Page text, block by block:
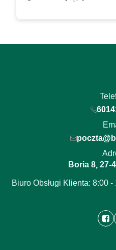
Boria 8, 27-
Biuro Obsługi Klienta: 8:00